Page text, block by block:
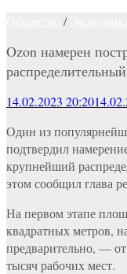
/
Ozon намерен
14.02.2023 20:20
Один из
подтвердил
крупнейший
этом сообщил глава
На первом этапе
квадратных метров,
предварительно, —
тысяч рабочих мест.